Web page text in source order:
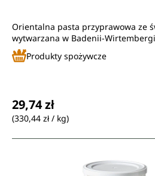
Orientalna pasta przyprawowa ze
wytwarzana w Badenii-
Produkty spożywcze
29,74 zł
(330,44 zł / kg)